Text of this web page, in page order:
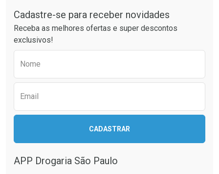
Ativar Desconto
Comprar sem Desconto
Comprar sem Desconto
Por R$ 63,99/cada
Ativar Desconto
Comprar sem Desconto
Comprar sem Desconto
Cadastre-se para receber novidades
Receba as melhores ofertas e super descontos
exclusivos!
Nome
Email
CADASTRAR
APP Drogaria São Paulo